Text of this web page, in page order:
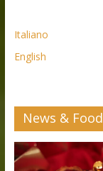
Italiano
English
News & Food